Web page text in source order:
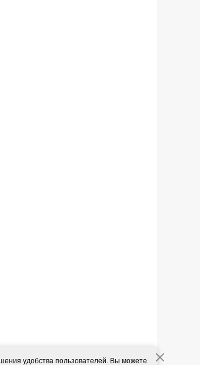
удобства пользователей. Вы можете